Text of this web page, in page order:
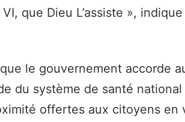
que Dieu L’assiste »,
le gouvernement accorde
du système de santé
offertes aux citoyens en